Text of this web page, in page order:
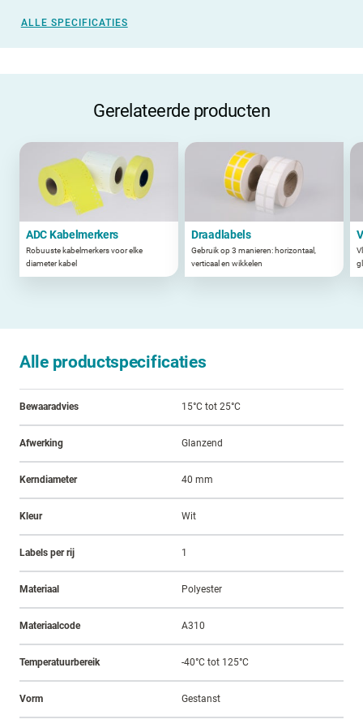
ALLE SPECIFICATIES
Gerelateerde producten
ADC Kabelmerkers
Robuuste kabelmerkers voor elke
diameter kabel
Draadlabels
Gebruik op 3 manieren: horizontaal,
verticaal en wikkelen
Alle productspecificaties
Bewaaradvies 15°C tot 25°C
Afwerking Glanzend
Kerndiameter 40 mm
Kleur Wit
Labels per rij 1
Materiaal Polyester
Materiaalcode A310
Temperatuurbereik -40°C tot 125°C
Vorm Gestanst